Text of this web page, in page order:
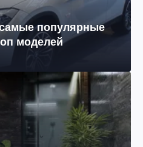
популярные
моделей